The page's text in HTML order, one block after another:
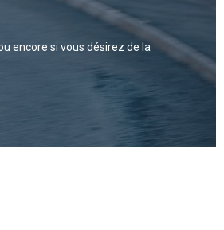
encore si vous désirez de la